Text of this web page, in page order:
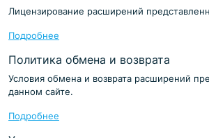
Лицензирование расширений
Подробнее
Политика обмена и возврата
Условия обмена и возврата расширений
данном сайте.
Подробнее